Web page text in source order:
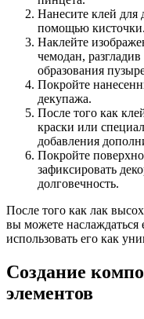
Нанесите клей для
помощью кисточки.
Наклейте
чемодан,
образования
Покройте
декупажа.
После того как
краски или
добавления
Покройте
зафиксировать
долговечность.
После того как лак
вы можете
использовать его как
Создание
элементов